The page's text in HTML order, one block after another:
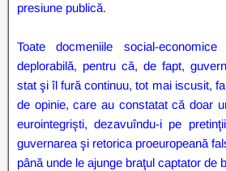
presiune publică.
Toate docmeniile social-
deplorabilă, pentru că, de fapt,
stat şi îl fură continuu, tot mai iscusit,
de opinie, care au constatat că doar
eurointegrişti, dezavuîndu-i pe
guvernarea şi retorica proeuropeană
până unde le ajunge braţul captator de